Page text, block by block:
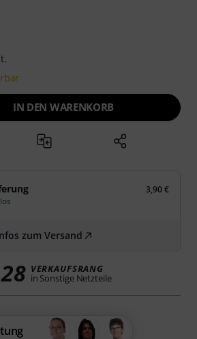
IN DEN WARENKORB
3,90 €
zum Versand
28 VERKAUFSRANG
in Sonstige Netzteile